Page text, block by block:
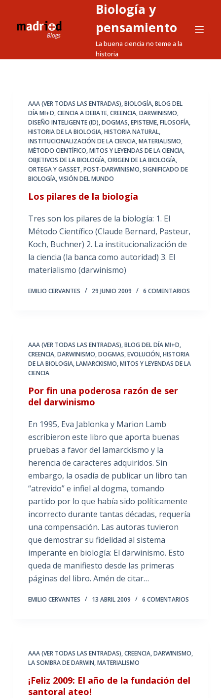
a
Biología y
pensamiento
La buena ciencia no teme a la
historia
AAA (VER TODAS LAS ENTRADAS),BIOLOGÍA,BLOG DEL
DÍA MI+D,CIENCIA A DEBATE,CREENCIA,DARWINISMO,
DISEÑO INTELIGENTE (ID),DOGMAS,EPISTEME,FILOSOFÍA,
HISTORIA DE LA BIOLOGIA,HISTORIA NATURAL,
INSTITUCIONALIZACIÓN DE LA CIENCIA,MATERIALISMO,
MÉTODO CIENTÍFICO,MITOS Y LEYENDAS DE LA CIENCIA,
OBJETIVOS DE LA BIOLOGÍA,ORIGEN DE LA BIOLOGÍA,
ORTEGA Y GASSET,POST-DARWINISMO,SIGNIFICADO DE
BIOLOGÍA,VISIÓN DEL MUNDO
Los pilares de la biología
Tres son los pilares de la biología: 1. El
Método Científico (Claude Bernard, Pasteur,
Koch, Buchner) 2. La institucionalización de
la ciencia (la banca como autoridad) 3. El
materialismo (darwinismo)
EMILIO CERVANTES 29 JUNIO 2009 6 COMENTARIOS
AAA (VER TODAS LAS ENTRADAS),BLOG DEL DÍA MI+D,
CREENCIA,DARWINISMO,DOGMAS,EVOLUCIÓN,HISTORIA
DE LA BIOLOGIA,LAMARCKISMO,MITOS Y LEYENDAS DE LA
CIENCIA
Por fin una poderosa razón de ser
del darwinismo
En 1995, Eva Jablonka y Marion Lamb
escribieron este libro que aporta buenas
pruebas a favor del lamarckismo y la
herencia de caracteres adquiridos. Sin
embargo, la osadía de publicar un libro tan
“atrevido” e infiel al dogma, tomando
partido por lo que había sido políticamente
incorrecto durante tantas décadas, requería
una compensación. Las autoras tuvieron
que demostrar su fidelidad al sistema
imperante en biología: El darwinismo. Esto
queda de manifiesto desde las primeras
páginas del libro. Amén de citar…
EMILIO CERVANTES 13 ABRIL 2009 6 COMENTARIOS
AAA (VER TODAS LAS ENTRADAS),CREENCIA,DARWINISMO,
LA SOMBRA DE DARWIN,MATERIALISMO
¡Feliz 2009: El año de la fundación del
santoral ateo!